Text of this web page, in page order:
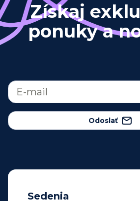
Získaj
ponuky a
Odoslať
Sedenia